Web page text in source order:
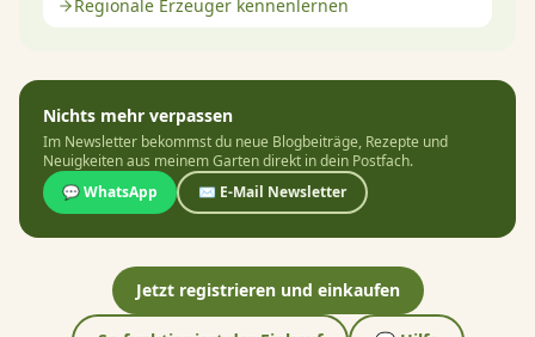
Regionale Erzeuger kennenlernen
Nichts mehr verpassen
Im Newsletter bekommst du neue Blogbeiträge, Rezepte und
Neuigkeiten aus meinem Garten direkt in dein Postfach.
💬 WhatsApp
✉️ E-Mail Newsletter
Jetzt registrieren und einkaufen